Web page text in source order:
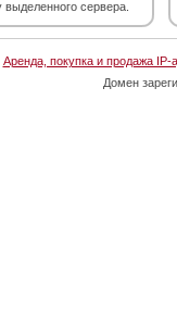
выделенного сервера.
Аренда, покупка и продажа IP-
Домен